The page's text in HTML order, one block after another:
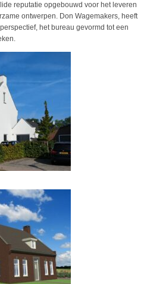
reputatie opgebouwd voor het leveren
ontwerpen. Don Wagemakers, heeft
het bureau gevormd tot een